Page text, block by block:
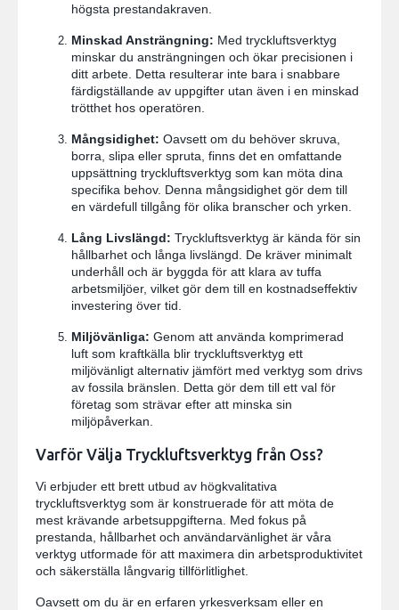
högsta prestandakraven.
Minskad Ansträngning: Med tryckluftsverktyg
minskar du ansträngningen och ökar precisionen i
ditt arbete. Detta resulterar inte bara i snabbare
färdigställande av uppgifter utan även i en minskad
trötthet hos operatören.
Mångsidighet: Oavsett om du behöver skruva,
borra, slipa eller spruta, finns det en omfattande
uppsättning tryckluftsverktyg som kan möta dina
specifika behov. Denna mångsidighet gör dem till
en värdefull tillgång för olika branscher och yrken.
Lång Livslängd: Tryckluftsverktyg är kända för sin
hållbarhet och långa livslängd. De kräver minimalt
underhåll och är byggda för att klara av tuffa
arbetsmiljöer, vilket gör dem till en kostnadseffektiv
investering över tid.
Miljövänliga: Genom att använda komprimerad
luft som kraftkälla blir tryckluftsverktyg ett
miljövänligt alternativ jämfört med verktyg som drivs
av fossila bränslen. Detta gör dem till ett val för
företag som strävar efter att minska sin
miljöpåverkan.
Varför Välja Tryckluftsverktyg från Oss?
Vi erbjuder ett brett utbud av högkvalitativa
tryckluftsverktyg som är konstruerade för att möta de
mest krävande arbetsuppgifterna. Med fokus på
prestanda, hållbarhet och användarvänlighet är våra
verktyg utformade för att maximera din arbetsproduktivitet
och säkerställa långvarig tillförlitlighet.
Oavsett om du är en erfaren yrkesverksam eller en